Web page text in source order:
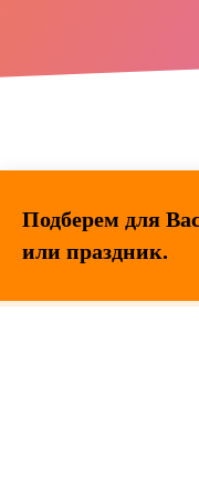
Подберем для
или праздник.